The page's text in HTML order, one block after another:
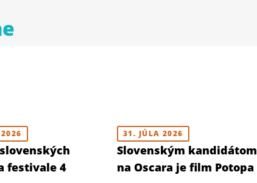
festivale 4
31. JÚLA 2026
Slovenským kandidátom
na Oscara je film Potopa